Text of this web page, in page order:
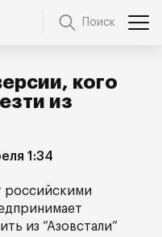
Поиск
кого
из
1:34
российскими
из “Азовстали”